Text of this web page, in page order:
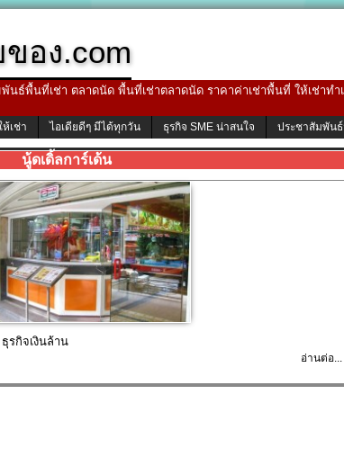
อง.com
นธ์พื้นที่เช่า ตลาดนัด พื้นที่เช่าตลาดนัด ราคาค่าเช่าพื้นที่ ให้เช่าท
เช่า ไอเดียดีๆ มีได้ทุกวัน ธุรกิจ SME น่าสนใจ ประชาสัมพัน
นู้ดเดิ้ลการ์เด้น
รกิจเงินล้าน
อ่านต่อ...